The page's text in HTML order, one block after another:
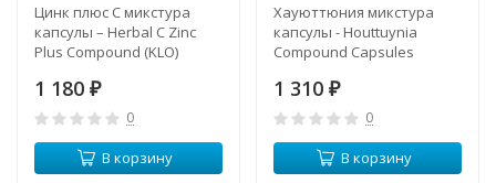
Цинк плюс С микстура
капсулы – Herbal C Zinc
Plus Compound (KLO)
1 180 ₽
0
В корзину
Хауюттюния микстура
капсулы - Houttuynia
Compound Capsules
1 310 ₽
0
В корзину